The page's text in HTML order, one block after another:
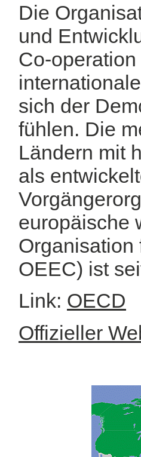
Die
und
Co-
sich der
fühlen. Die
Ländern mit
als
europäische
Organisation
OEEC) ist
Link: OECD
Offizieller